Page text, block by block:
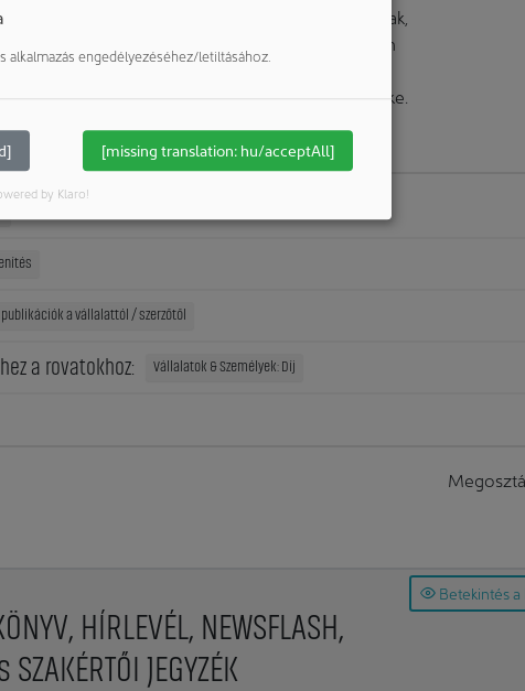
innovációk között szerepelnek beruházási javak,
megközelítésen alapul. A vizsgálat során
hanem olyan tényezőket is, mint a
az eredetiség és az innováció mértéke.
publikációk a vállalattól / szerzőtől
a rovatokhoz: Vállalatok & Személyek: Díj
Betekintés a
HÍRLEVÉL, NEWSFLASH,
SZAKÉRTŐI JEGYZÉK
alkalmazás engedélyezéséhez/letiltásához.
[missing translation: hu/acceptAll]
by Klaro!